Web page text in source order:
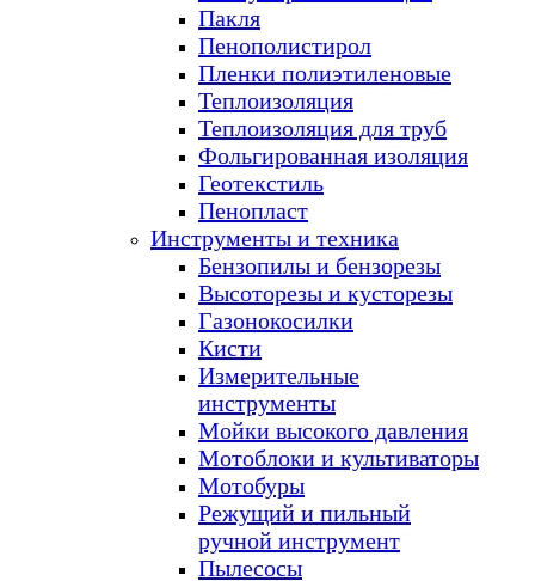
Пакля
Пенополистирол
Пленки полиэтиленовые
Теплоизоляция
Теплоизоляция для труб
Фольгированная изоляция
Геотекстиль
Пенопласт
Инструменты и техника
Бензопилы и бензорезы
Высоторезы и кусторезы
Газонокосилки
Кисти
Измерительные
инструменты
Мойки высокого давления
Мотоблоки и культиваторы
Мотобуры
Режущий и пильный
ручной инструмент
Пылесосы